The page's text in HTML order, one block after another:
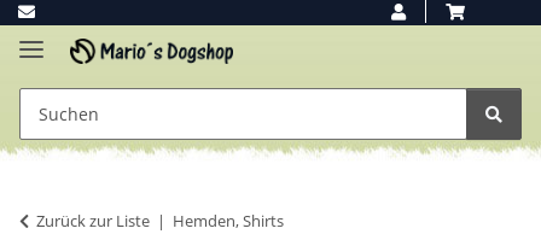
Zurück zur Liste Hemden, Shirts